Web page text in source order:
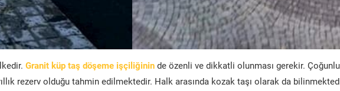
Granit küp taş döşeme işçiliğinin de özenli ve dikkatli olunması gerekir.
rezerv olduğu tahmin edilmektedir. Halk arasında kozak taşı olarak da